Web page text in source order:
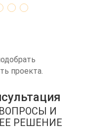
проекта.
И
РЕШЕНИЕ